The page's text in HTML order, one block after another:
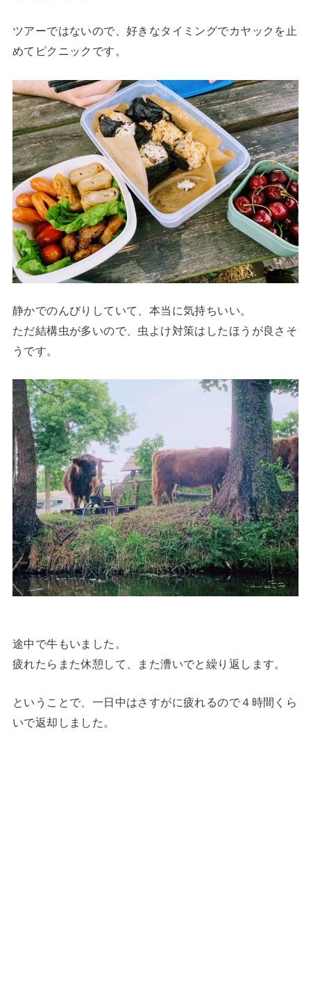
ツアーではないので、好きなタイミングでカヤックを止
めてピクニックです。
静かでのんびりしていて、本当に気持ちいい。
ただ結構虫が多いので、虫よけ対策はしたほうが良さそ
うです。
途中で牛もいました。
疲れたらまた休憩して、また漕いでと繰り返します。
ということで、一日中はさすがに疲れるので４時間くら
いで返却しました。